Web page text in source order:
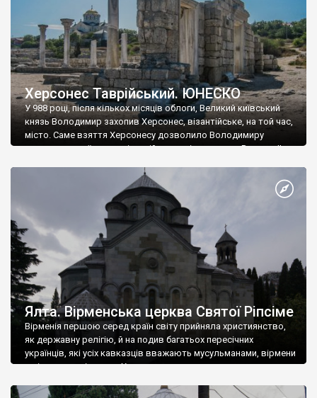
Херсонес Таврійський. ЮНЕСКО
У 988 році, після кількох місяців облоги, Великий київський
князь Володимир захопив Херсонес, візантійське, на той час,
місто. Саме взяття Херсонесу дозволило Володимиру
диктувати свої умови візантійському імператору Василю ІІ, та
Херсонесі Володимир-язичник, став Василем-християнином.
А потім було Хрещення Русі. На честь Херсонесу Таврійського
Ялта. Вірменська церква Святої Ріпсіме
Вірменія першою серед країн світу прийняла християнство,
як державну релігію, й на подив багатьох пересічних
українців, які усіх кавказців вважають мусульманами, вірмени
є відданими вірянами Христа